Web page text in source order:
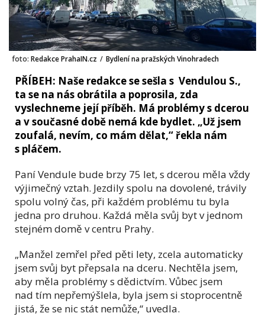
foto: Redakce PrahaIN.cz / Bydlení na pražských Vinohradech
PŘÍBEH: Naše redakce se sešla s Vendulou S.,
ta se na nás obrátila a poprosila, zda
vyslechneme její příběh. Má problémy s dcerou
a v současné době nemá kde bydlet. „Už jsem
zoufalá, nevím, co mám dělat,“ řekla nám
s pláčem.
Paní Vendule bude brzy 75 let, s dcerou měla vždy
výjimečný vztah. Jezdily spolu na dovolené, trávily
spolu volný čas, při každém problému tu byla
jedna pro druhou. Každá měla svůj byt v jednom
stejném domě v centru Prahy.
„Manžel zemřel před pěti lety, zcela automaticky
jsem svůj byt přepsala na dceru. Nechtěla jsem,
aby měla problémy s dědictvím. Vůbec jsem
nad tím nepřemýšlela, byla jsem si stoprocentně
jistá, že se nic stát nemůže,“ uvedla.